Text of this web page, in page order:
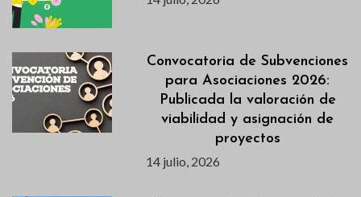
Convocatoria de Subvenciones
para Asociaciones 2026:
Publicada la valoración de
viabilidad y asignación de
proyectos
14 julio, 2026